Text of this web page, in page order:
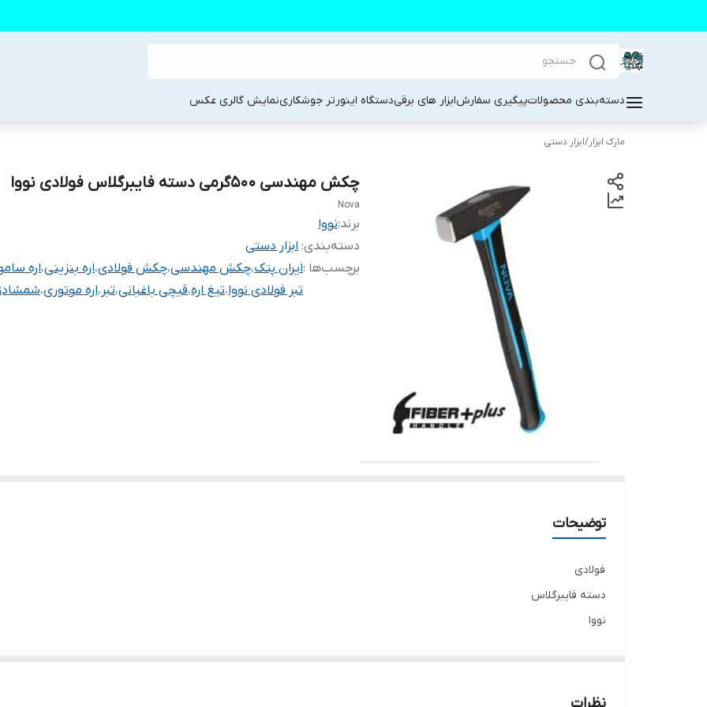
دسته‌بندی محصولاتپیگیری سفارشابزار های برقیدستگاه اینورتر جوشکارینمایش گالری عکس
مارک ابزار/ابزار دستی
چکش مهندسی ۵۰۰گرمی دسته فایبرگلاس فولادی نووا
Nova
برند:نووا
دسته‌بندی: ابزار دستی
برچسب‌ها :ایران پتک،چکش مهندسی،چکش فولادی،اره بنزینی،اره
تبر فولادی نووا،تیغ اره،قیچی باغبانی،تبر ،اره موتوری،
توضیحات
فولادی
دسته فایبرگلاس
نووا